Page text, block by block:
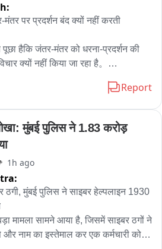
पर प्रदर्शन बंद क्यों नहीं करती
पूछा हैकि जंतर-मंतर को धरना-प्रदर्शन की
क्यों नहीं किया जा रहा है。
मेरी व्यक्तिगत राय में जंतर-मंतर या शहर
वजह से सड़कें जाम हो जाती हैं, एंबुलेंस की
और आम लोगों के कामकाज में बाधा आती है।
बनाने जैसा है।
कि प्रदर्शन की अनुमति देना या न देना
संबंध में कोई फैसला नहीं दे रही है।
Report
मुंबई पुलिस ने 1.83 करोड़
1h ago
मुंबई पुलिस ने साइबर हेल्पलाइन 1930
मामला सामने आया है, जिसमें साइबर ठगों ने
नाम का इस्तेमाल कर एक कर्मचारी को